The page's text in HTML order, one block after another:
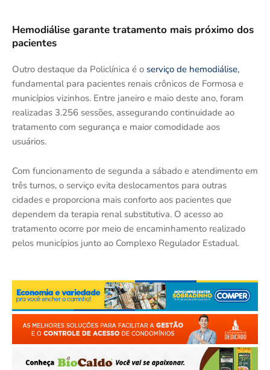
Hemodiálise garante tratamento mais próximo dos
pacientes
Outro destaque da Policlínica é o serviço de hemodiálise,
fundamental para pacientes renais crônicos de Formosa e
municípios vizinhos. Entre janeiro e maio deste ano, foram
realizadas 3.256 sessões, assegurando continuidade ao
tratamento com segurança e maior comodidade aos
usuários.
Com funcionamento de segunda a sábado e atendimento em
três turnos, o serviço evita deslocamentos para outras
cidades e proporciona mais conforto aos pacientes que
dependem da terapia renal substitutiva. O acesso ao
tratamento ocorre por meio de encaminhamento realizado
pelos municípios junto ao Complexo Regulador Estadual.